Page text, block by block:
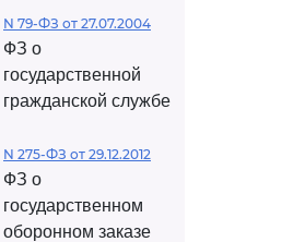
N 79-ФЗ от 27.07.2004
ФЗ о
государственной
гражданской службе
N 275-ФЗ от 29.12.2012
ФЗ о
государственном
оборонном заказе